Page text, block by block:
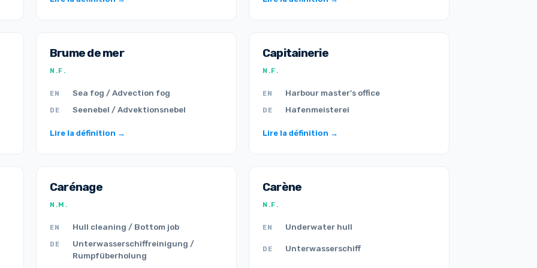
Brume de mer
N.F.
EN Sea fog / Advection fog
DE Seenebel / Advektionsnebel
Lire la définition →
Capitainerie
N.F.
EN Harbour master's office
DE Hafenmeisterei
Lire la définition →
Carénage
N.M.
EN Hull cleaning / Bottom job
DE
Unterwasserschiffreinigung /
Rumpfüberholung
Carène
N.F.
EN Underwater hull
DE Unterwasserschiff